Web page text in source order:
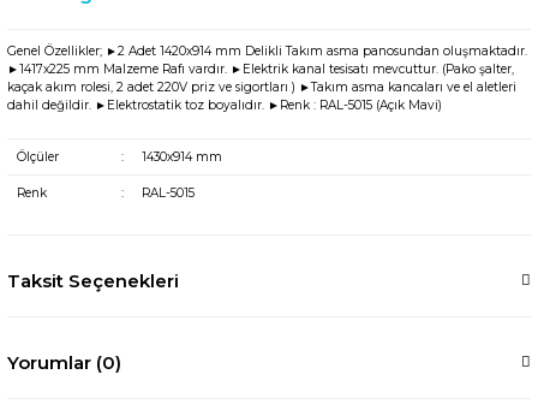
Genel Özellikler; ►2 Adet 1420x914 mm Delikli Takım asma panosundan oluşmaktadır.
►1417x225 mm Malzeme Rafı vardır. ►Elektrik kanal tesisatı mevcuttur. (Pako şalter,
kaçak akım rolesi, 2 adet 220V priz ve sigortları ) ►Takım asma kancaları ve el aletleri
dahil değildir. ►Elektrostatik toz boyalıdır. ►Renk : RAL-5015 (Açık Mavi)
Ölçüler : 1430x914 mm
Renk : RAL-5015
Taksit Seçenekleri
Yorumlar (0)